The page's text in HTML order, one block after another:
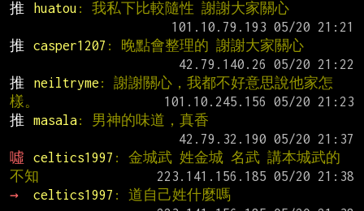
推
huatou : 我私下比較隨性 謝謝大家關心
推
casper1207 : 晚點會整理的 謝謝大家關心
推
neiltryme : 謝謝關心，我都不好意思說他家怎
樣。
推
masala: 男神的味道，真香
噓
celtics1997 : 金城武 姓金城 名武 講本城武的
不知
→
celtics1997 : 道自己姓什麼嗎